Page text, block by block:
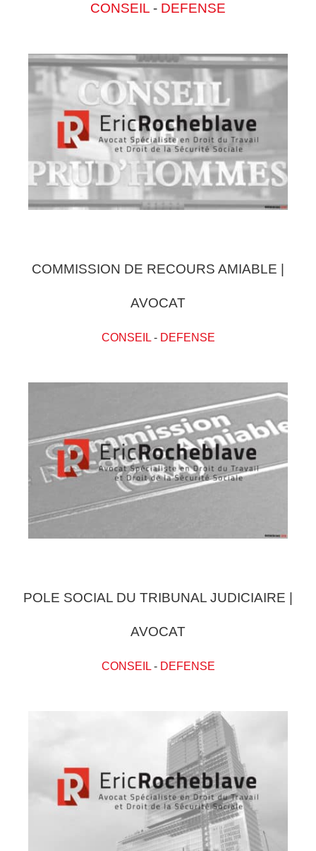
CONSEIL - DEFENSE
COMMISSION DE RECOURS AMIABLE |
AVOCAT
CONSEIL- DEFENSE
POLE SOCIAL DU TRIBUNAL JUDICIAIRE |
AVOCAT
CONSEIL- DEFENSE